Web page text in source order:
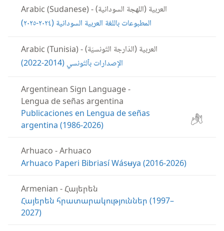
Arabic (Sudanese) -العربية (اللهجة السودانية)
المطبوعات باللغة العربية السودانية (‏٢٠٢٤-‏٢٠٢٥)‏
Arabic (Tunisia) -العربية (الدّارجة‏ ‏التّونسيّة)
الإصدارات بٱلتّونسي (‏2014-‏2022)‏
Argentinean Sign Language-
Lengua de señas argentina
Publicaciones en Lengua de señas
argentina (1986-2026)
Arhuaco -Arhuaco
Arhuaco Paperi Bibriasí Wásʉya (2016-2026)
Armenian -Հայերեն
Հայերեն հրատարակություններ (1997–
2027)